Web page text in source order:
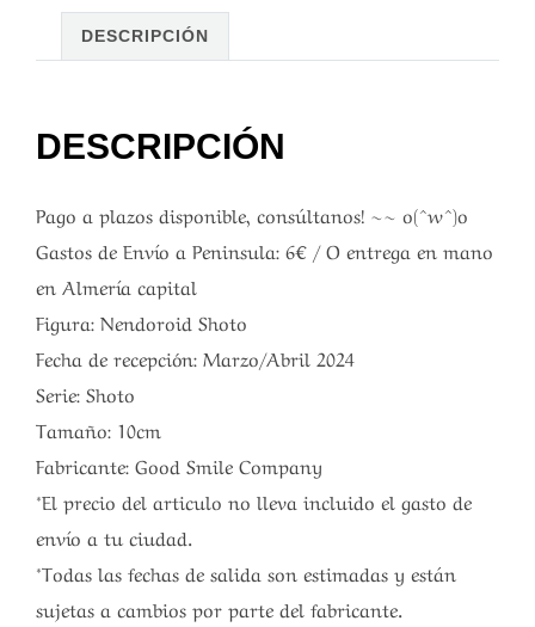
DESCRIPCIÓN
DESCRIPCIÓN
Pago a plazos disponible, consúltanos! ~~ o(^w^)o
Gastos de Envío a Peninsula: 6€ / O entrega en mano
en Almería capital
Figura: Nendoroid Shoto
Fecha de recepción: Marzo/Abril 2024
Serie: Shoto
Tamaño: 10cm
Fabricante: Good Smile Company
*El precio del articulo no lleva incluido el gasto de
envío a tu ciudad.
*Todas las fechas de salida son estimadas y están
sujetas a cambios por parte del fabricante.